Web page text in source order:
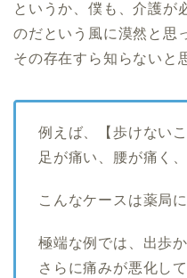
というか、僕も、介護が
のだという風に漠然と思
その存在すら知らないと
例えば、【歩けない
足が痛い、腰が痛く
こんなケースは薬局
極端な例では、出歩
さらに痛みが悪化し